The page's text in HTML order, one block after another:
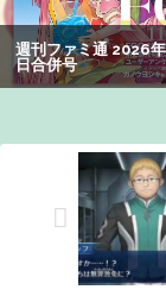
【画像】有志に
が発表！!！ あ